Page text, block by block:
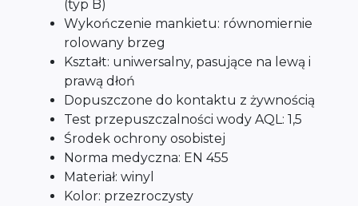
(typ B)
Wykończenie mankietu: równomiernie
rolowany brzeg
Kształt: uniwersalny, pasujące na lewą i
prawą dłoń
Dopuszczone do kontaktu z żywnością
Test przepuszczalności wody AQL: 1,5
Środek ochrony osobistej
Norma medyczna: EN 455
Materiał: winyl
Kolor: przezroczysty